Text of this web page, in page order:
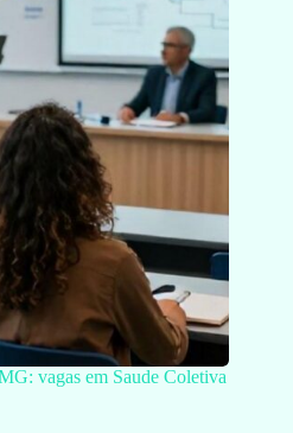
vagas em Saude Coletiva